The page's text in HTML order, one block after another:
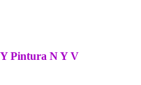
Pintura N Y V